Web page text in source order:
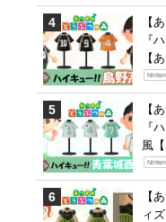
【
『
【
【
『
風
【
ィ